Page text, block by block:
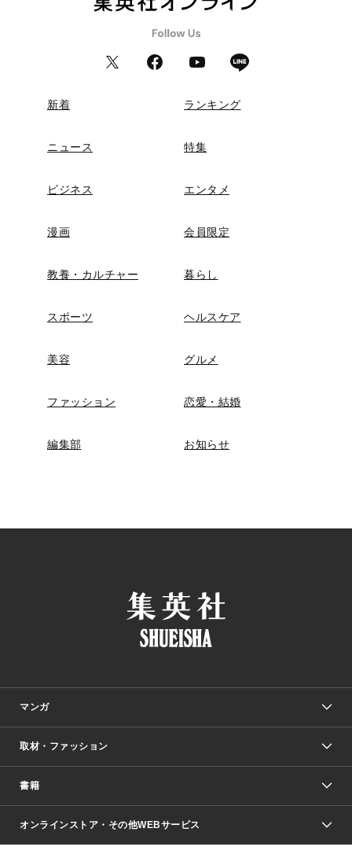
新着 ランキング
ニュース 特集
ビジネス エンタメ
漫画 会員限定
教養・カルチャー 暮らし
スポーツ ヘルスケア
美容 グルメ
ファッション 恋愛・結婚
編集部 お知らせ
マンガ
少年マンガ
Vジャンプ
週刊ヤングジャンプ
少女マンガ
取材・ファッション
Seventeen
芸能・情報・スポーツ
書籍
文芸・文庫・総合
オンラインストア・その他WEBサービス